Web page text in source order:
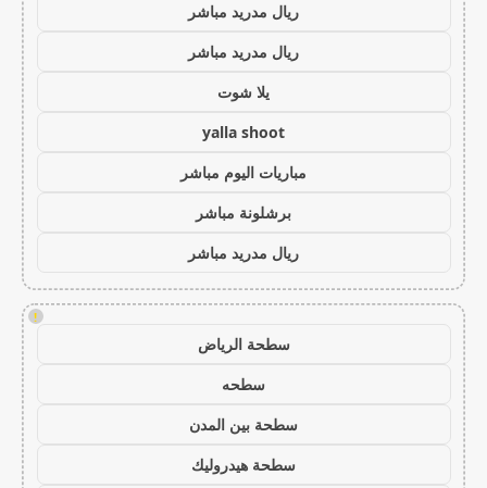
ريال مدريد مباشر
ريال مدريد مباشر
يلا شوت
yalla shoot
مباريات اليوم مباشر
برشلونة مباشر
ريال مدريد مباشر
!
سطحة الرياض
سطحه
سطحة بين المدن
سطحة هيدروليك